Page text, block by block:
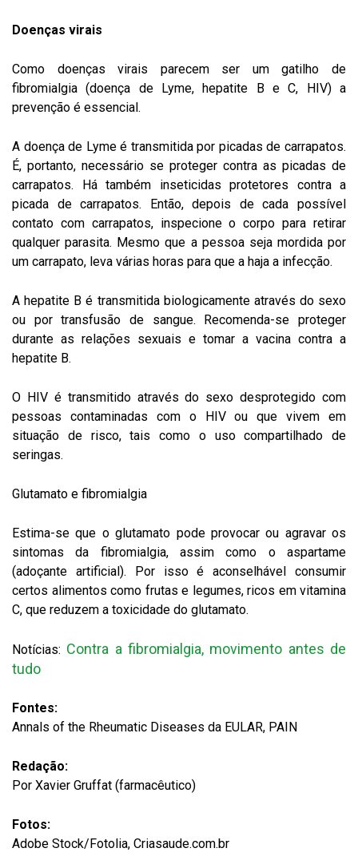
Doenças virais
Como doenças virais parecem ser um gatilho de
fibromialgia (doença de Lyme, hepatite B e C, HIV) a
prevenção é essencial.
A doença de Lyme é transmitida por picadas de carrapatos.
É, portanto, necessário se proteger contra as picadas de
carrapatos. Há também inseticidas protetores contra a
picada de carrapatos. Então, depois de cada possível
contato com carrapatos, inspecione o corpo para retirar
qualquer parasita. Mesmo que a pessoa seja mordida por
um carrapato, leva várias horas para que a haja a infecção.
A hepatite B é transmitida biologicamente através do sexo
ou por transfusão de sangue. Recomenda-se proteger
durante as relações sexuais e tomar a vacina contra a
hepatite B.
O HIV é transmitido através do sexo desprotegido com
pessoas contaminadas com o HIV ou que vivem em
situação de risco, tais como o uso compartilhado de
seringas.
Glutamato e fibromialgia
Estima-se que o glutamato pode provocar ou agravar os
sintomas da fibromialgia, assim como o aspartame
(adoçante artificial). Por isso é aconselhável consumir
certos alimentos como frutas e legumes, ricos em vitamina
C, que reduzem a toxicidade do glutamato.
Notícias: Contra a fibromialgia, movimento antes de
tudo
Fontes:
Annals of the Rheumatic Diseases da EULAR, PAIN
Redação:
Por Xavier Gruffat (farmacêutico)
Fotos:
Adobe Stock/Fotolia, Criasaude.com.br